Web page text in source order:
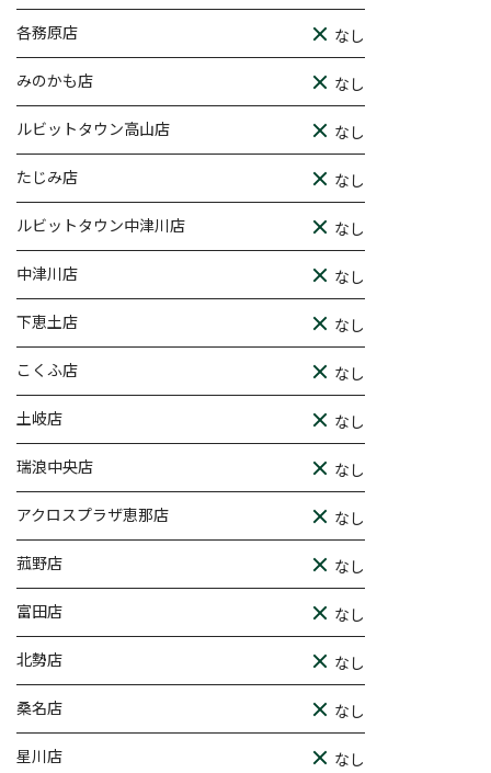
各務原店 なし
みのかも店 なし
ルビットタウン高山店 なし
たじみ店 なし
ルビットタウン中津川店 なし
中津川店 なし
下恵土店 なし
こくふ店 なし
土岐店 なし
瑞浪中央店 なし
アクロスプラザ恵那店 なし
菰野店 なし
富田店 なし
北勢店 なし
桑名店 なし
星川店 なし